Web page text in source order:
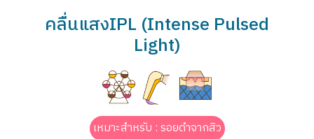
คลื่นแสงIPL (Intense Pulsed
Light)
เหมาะสำหรับ : รอยดำจากสิว